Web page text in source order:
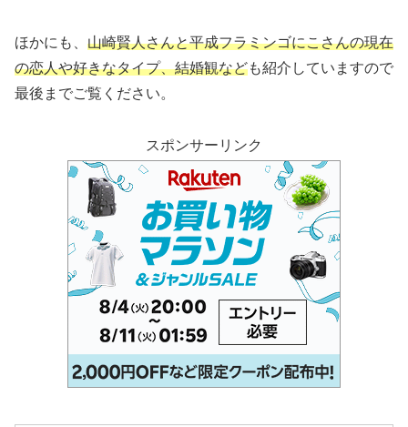
ほかにも、 山崎賢人さんと平成フラミンゴにこさんの現在
の恋人や好きなタイプ、結婚観なども紹介していますので
最後までご覧ください。
スポンサーリンク